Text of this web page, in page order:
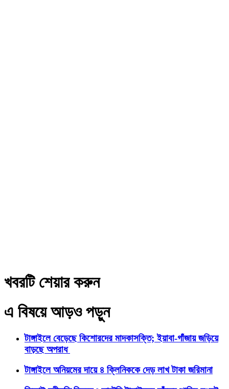
খবরটি শেয়ার করুন
এ বিষয়ে আড়ও পড়ুন
টাঙ্গাইলে বেড়েছে কিশোরদের মাদকাসক্তি; ইয়াবা-গাঁজায় জড়িয়ে
বাড়ছে অপরাধ
টাঙ্গাইলে অনিয়মের দায়ে ৪ ক্লিনিককে দেড় লাখ টাকা জরিমানা